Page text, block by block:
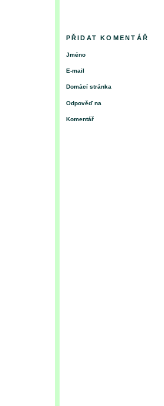
PŘIDAT KOMENTÁŘ
Jméno
E-mail
Domácí stránka
Odpověď na
Komentář